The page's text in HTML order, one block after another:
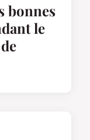
bonnes
le